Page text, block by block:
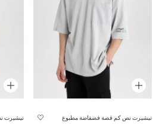
تيشيرت نص كم قصة فضفاضة مطبوع